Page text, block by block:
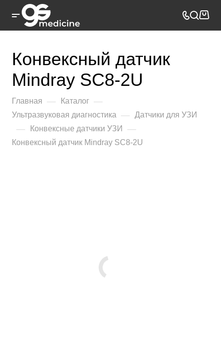
Конвексный датчик
Mindray SC8-2U
Главная — Каталог —
Ультразвуковая диагностика — Датчики для УЗИ
— Конвексные датчики УЗИ —
Конвексный датчик Mindray SC8-2U